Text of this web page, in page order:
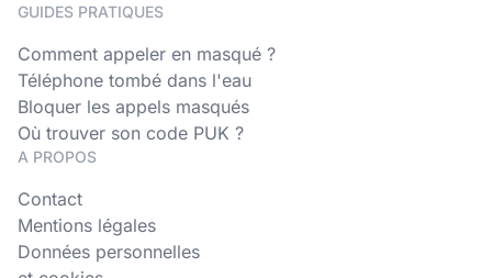
GUIDES PRATIQUES
Comment appeler en masqué ?
Téléphone tombé dans l'eau
Bloquer les appels masqués
Où trouver son code PUK ?
A PROPOS
Contact
Mentions légales
Données personnelles